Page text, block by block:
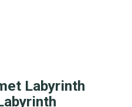
Labyrinth